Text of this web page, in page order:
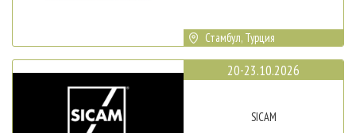
Стамбул, Турция
20-23.10.2026
SICAM